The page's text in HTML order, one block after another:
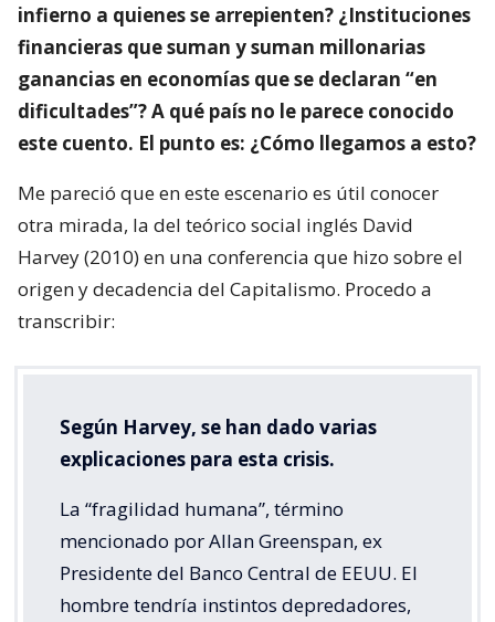
infierno a quienes se arrepienten? ¿Instituciones
financieras que suman y suman millonarias
ganancias en economías que se declaran “en
dificultades”? A qué país no le parece conocido
este cuento. El punto es: ¿Cómo llegamos a esto?
Me pareció que en este escenario es útil conocer
otra mirada, la del teórico social inglés David
Harvey (2010) en una conferencia que hizo sobre el
origen y decadencia del Capitalismo. Procedo a
transcribir:
Según Harvey, se han dado varias
explicaciones para esta crisis.
La “fragilidad humana”, término
mencionado por Allan Greenspan, ex
Presidente del Banco Central de EEUU. El
hombre tendría instintos depredadores,